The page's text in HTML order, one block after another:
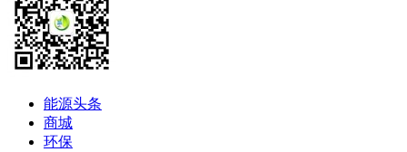
能源头条
商城
环保